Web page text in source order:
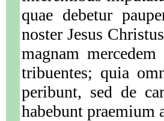
quae debetur
noster Jesus
magnam
tribuentes; quia
peribunt, sed de
habebunt praemium